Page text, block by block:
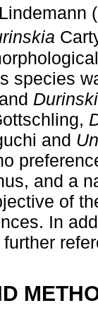
Lindemann
species
and
and
and a
of
In